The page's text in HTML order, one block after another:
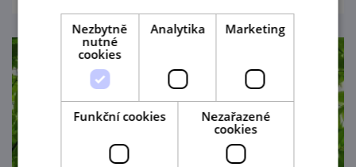
Nezbytně
nutné
cookies
Analytika Marketing
Funkční cookies
Nezařazené
cookies